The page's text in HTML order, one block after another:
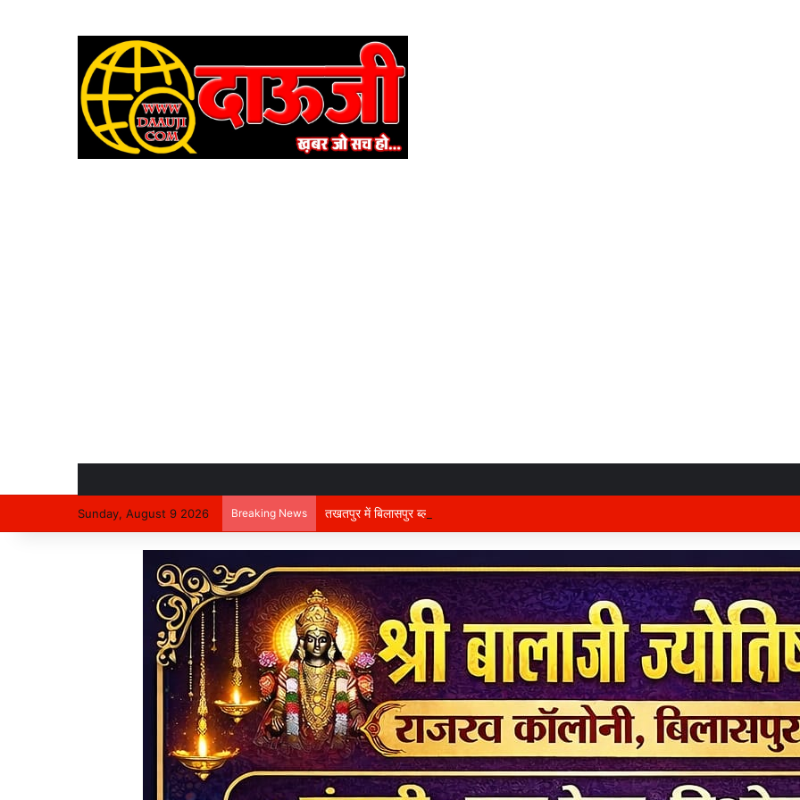
Sunday, August 9 2026 Breaking News तखतपुर में बिलासपुर ब्लड सेंटर का शुभारंभ, क्षेत्रवासियों को मिलेगी 24 घंटे रक्त सेवा….